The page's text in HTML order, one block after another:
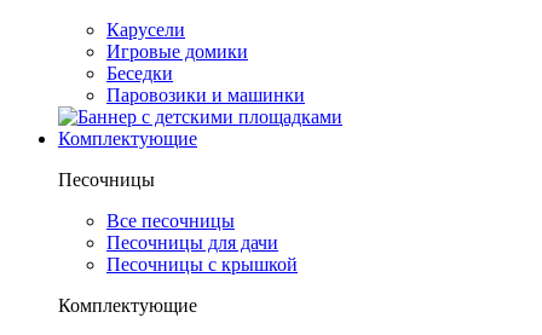
Карусели
Игровые домики
Беседки
Паровозики и машинки
Комплектующие
Песочницы
Все песочницы
Песочницы для дачи
Песочницы с крышкой
Комплектующие